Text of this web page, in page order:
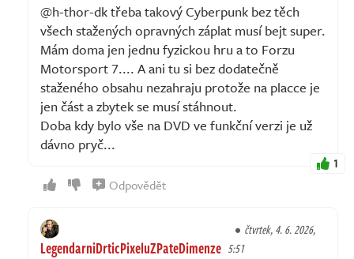
@h-thor-dk třeba takový Cyberpunk bez těch
všech stažených opravných záplat musí bejt super.
Mám doma jen jednu fyzickou hru a to Forzu
Motorsport 7.... A ani tu si bez dodatečně
staženého obsahu nezahraju protože na placce je
jen část a zbytek se musí stáhnout.
Doba kdy bylo vše na DVD ve funkční verzi je už
dávno pryč...
1
Odpovědět
LegendarniDrticPixeluZPateDimenze
čtvrtek, 4. 6. 2026,
5:51